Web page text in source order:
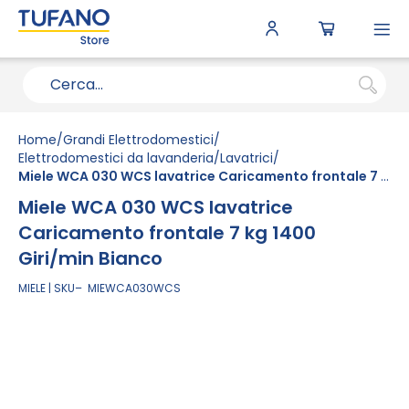
Home Grandi Elettrodomestici
Elettrodomestici da lavanderia Lavatrici
Miele WCA 030 WCS lavatrice Caricamento frontale 7 kg 1400 Giri/min Bianco
Miele WCA 030 WCS lavatrice
Caricamento frontale 7 kg 1400
Giri/min Bianco
MIELE SKU MIEWCA030WCS